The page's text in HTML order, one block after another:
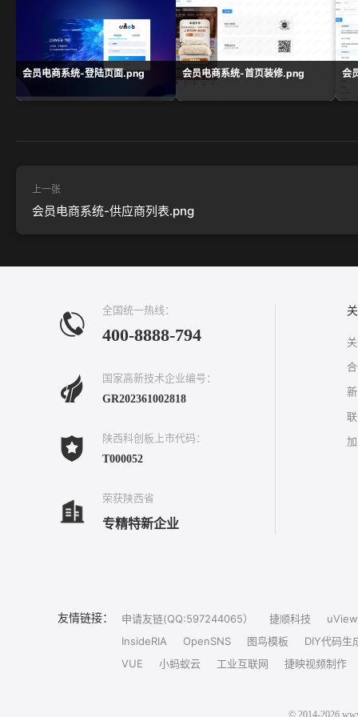
会员电商系统-登陆页面.png 会员电商系统-首页装修.png 会
上一张
会员电商系统-供应商列表.png
全国统一热线：
400-8888-794
国家高新技术企业编号：
GR202361002818
陕西科创板上市代码：
T000052
荣获陕西省
专精特新企业
友情链接： 申请友链(QQ:597244065） 捷顺科技
uView
InsideRIA
OpenSNS 图鸟模板
DIY代码生
VUE
小蚂蚁云 工业互联网 捷映视频制作
© 2014-2026